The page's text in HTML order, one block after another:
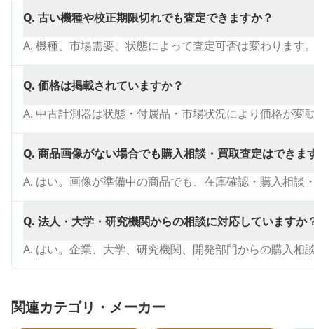
Q. 古い機種や校正期限切れでも査定できますか？
A. 機種、市場需要、状態によって査定可否は変わります
Q. 価格は掲載されていますか？
A. 中古計測器は状態・付属品・市場状況により価格が変
Q. 商品画像がない場合でも購入相談・買取査定はできま
A. はい。画像が準備中の商品でも、在庫確認・購入相
Q. 法人・大学・研究機関からの相談に対応していますか
A. はい。企業、大学、研究機関、開発部門からの購入
関連カテゴリ・メーカー